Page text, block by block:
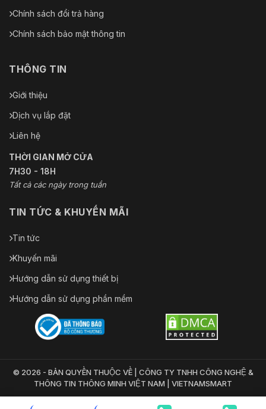
Chính sách đổi trả hàng
Chính sách bảo mật thông tin
THÔNG TIN
Giới thiệu
Dịch vụ lắp đặt
Liên hệ
THỜI GIAN MỞ CỬA
7H30 - 18H
Tất cả các ngày trong tuần
TIN TỨC & KHUYẾN MÃI
Tin tức
Khuyến mãi
Hướng dẫn sử dụng thiết bị
Hướng dẫn sử dụng phần mềm
© 2026 - BẢN QUYỀN THUỘC VỀ | CÔNG TY TNHH CÔNG NGHỆ &
THÔNG TIN THÔNG MINH VIỆT NAM | VIETNAMSMART